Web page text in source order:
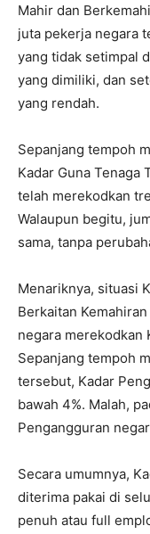
Mahir dan
juta pekerja negara
yang tidak setimpal
yang dimiliki, dan
yang rendah.
Sepanjang tempoh
Kadar Guna Tenaga
telah merekodkan
Walaupun begitu,
sama, tanpa
Menariknya, situasi
Berkaitan
negara merekodkan
Sepanjang tempoh
tersebut, Kadar
bawah 4%. Malah,
Pengangguran
Secara umumnya,
diterima pakai di
penuh atau full